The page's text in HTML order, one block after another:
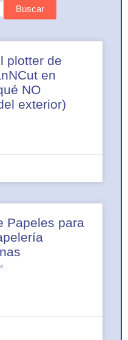
Buscar
plotter de
en
NO
exterior)
Papeles para